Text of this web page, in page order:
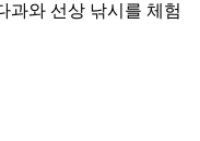
과와 선상 낚시를 체험